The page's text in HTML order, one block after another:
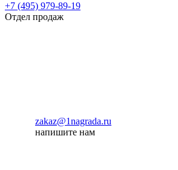
+7 (495) 979-89-19
Отдел продаж
zakaz@1nagrada.ru
напишите нам